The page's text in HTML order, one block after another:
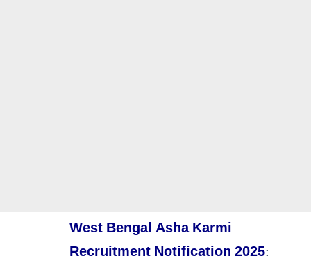
West Bengal Asha Karmi
Recruitment Notification 2025: